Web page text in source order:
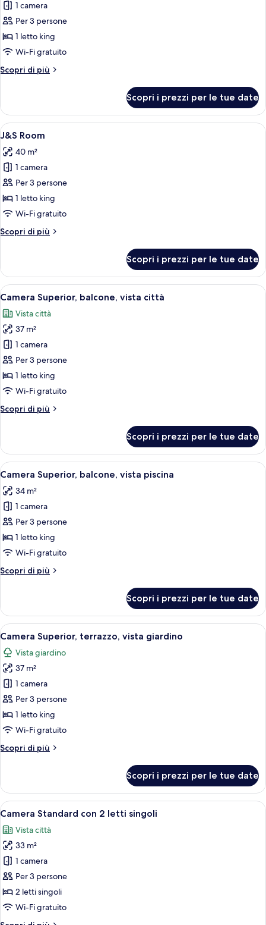
città
foto
per
Camera
Deluxe,
letto
piscina
1 camera
Per 3 persone
1 letto king
Wi-Fi gratuito
Scopri di più
Altri
Deluxe,
letto
vista
piscina
Scopri i prezzi per le tue date
Apri
tutte
le
foto
per
J&S
Room
Camera d'albergo con un letto, una
7
J&S Room
40 m²
1 camera
Per 3 persone
1 letto king
Wi-Fi gratuito
Scopri di più
Altri
Room
Scopri i prezzi per le tue date
Apri
tutte
le
foto
per
Camera
Superior,
balcone,
città
Minibar, cassaforte in camera, una
10
Camera Superior, balcone, vista città
Vista città
37 m²
1 camera
Per 3 persone
1 letto king
Wi-Fi gratuito
Scopri di più
Altri
Superior,
balcone,
vista
Scopri i prezzi per le tue date
Apri
tutte
le
foto
per
Camera
Superior,
vista
Una camera d'albergo con un letto,
9
Camera Superior, balcone, vista piscina
34 m²
1 camera
Per 3 persone
1 letto king
Wi-Fi gratuito
Scopri di più
Altri
Superior,
balcone,
vista
Scopri i prezzi per le tue date
Apri
tutte
le
foto
per
Camera
Superior,
terrazzo,
giardino
Una camera d'albergo con un letto
9
Camera Superior, terrazzo, vista giardino
Vista giardino
37 m²
1 camera
Per 3 persone
1 letto king
Wi-Fi gratuito
Scopri di più
Altri
Superior,
terrazzo,
vista
Scopri i prezzi per le tue date
Apri
tutte
le
foto
per
Camera
Standard
con
Camera Standard con 2 letti singoli |
9
Camera Standard con 2 letti singoli
Vista città
33 m²
1 camera
Per 3 persone
2 letti singoli
Wi-Fi gratuito